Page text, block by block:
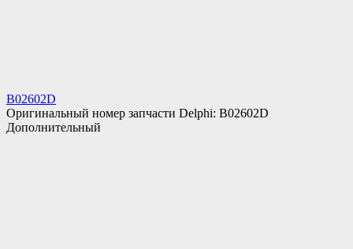
B02602D
Оригинальный номер запчасти Delphi: B02602D
Дополнительный